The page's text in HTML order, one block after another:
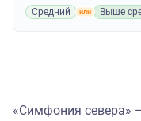
Средний Выше
«Симфония севера»